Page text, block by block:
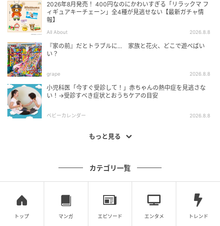
2026年8月発売！ 400円なのにかわいすぎる「リラックマ フ
ィギュアキーチェーン」全4種が見逃せない【最新ガチャ情
報】
All About 2026.8.8
『家の前』だとトラブルに… 家族と花火、どこで遊べばい
い？
grape 2026.8.8
小児科医「今すぐ受診して！」赤ちゃんの熱中症を見逃さな
い！→受診すべき症状とおうちケアの目安
ベビーカレンダー 2026.8.8
もっと見る
カテゴリ一覧
トップ マンガ エピソード エンタメ トレンド